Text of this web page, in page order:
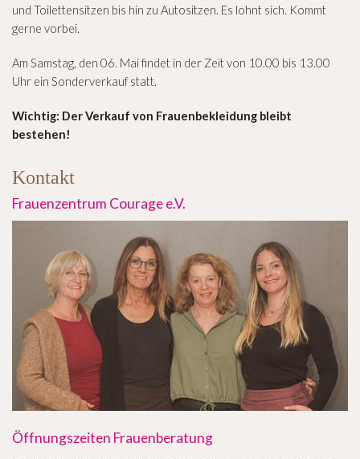
und Toilettensitzen bis hin zu Autositzen. Es lohnt sich. Kommt
gerne vorbei.
Am Samstag, den 06. Mai findet in der Zeit von 10.00 bis 13.00
Uhr ein Sonderverkauf statt.
Wichtig: Der Verkauf von Frauenbekleidung bleibt
bestehen!
Kontakt
Frauenzentrum Courage e.V.
Öffnungszeiten Frauenberatung